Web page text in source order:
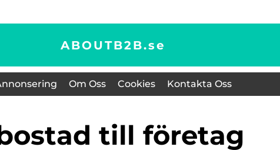
ABOUTB2B.se
Om Oss Cookies Kontakta Oss